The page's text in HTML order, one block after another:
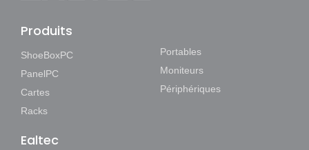
Produits
ShoeBoxPC
PanelPC
Cartes
Racks
Portables
Moniteurs
Périphériques
Ealtec